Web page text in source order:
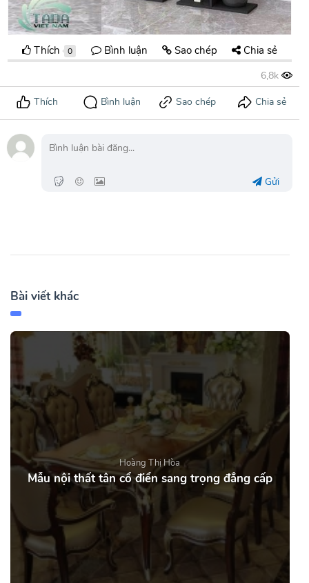
Thích 0 Bình luận Sao chép Chia sẻ
Gửi
Bài viết khác
Hoàng Thị Hòa
Mẫu nội thất tân cổ điển sang trọng đẳng cấp